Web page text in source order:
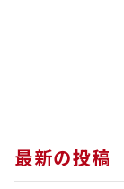
最新の投稿